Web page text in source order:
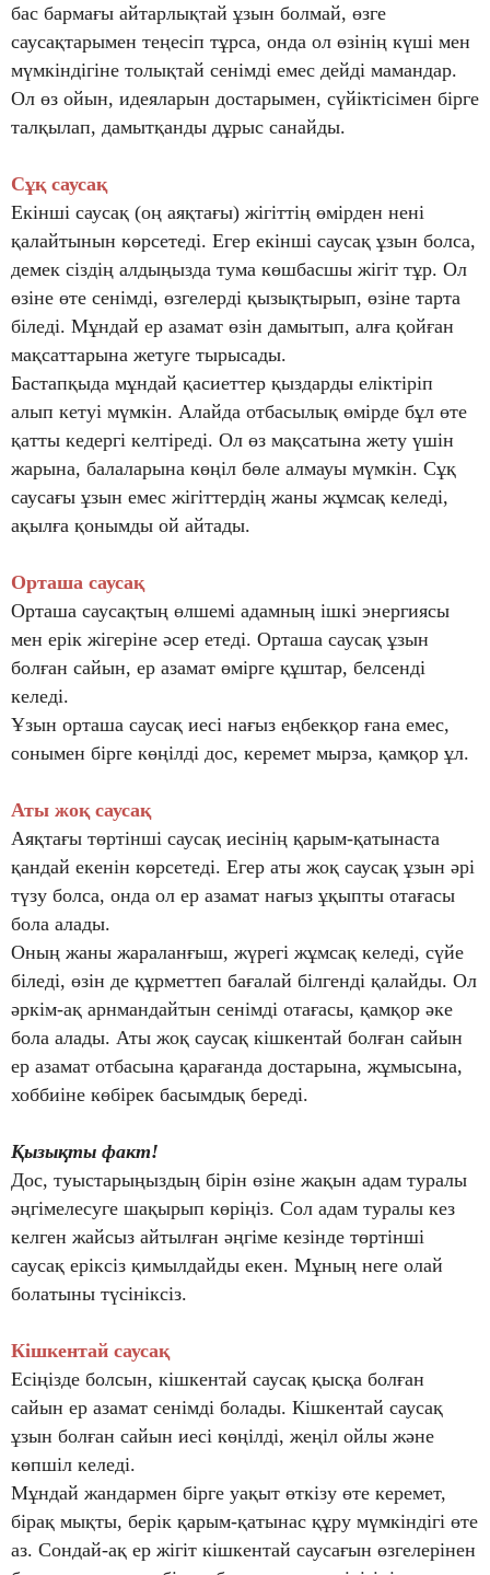
бас бармағы айтарлықтай ұзын болмай, өзге
саусақтарымен теңесіп тұрса, онда ол өзінің күші мен
мүмкіндігіне толықтай сенімді емес дейді мамандар.
Ол өз ойын, идеяларын достарымен, сүйіктісімен бірге
талқылап, дамытқанды дұрыс санайды.
Сұқ саусақ
Екінші саусақ (оң аяқтағы) жігіттің өмірден нені
қалайтынын көрсетеді. Егер екінші саусақ ұзын болса,
демек сіздің алдыңызда тума көшбасшы жігіт тұр. Ол
өзіне өте сенімді, өзгелерді қызықтырып, өзіне тарта
біледі. Мұндай ер азамат өзін дамытып, алға қойған
мақсаттарына жетуге тырысады.
Бастапқыда мұндай қасиеттер қыздарды еліктіріп
алып кетуі мүмкін. Алайда отбасылық өмірде бұл өте
қатты кедергі келтіреді. Ол өз мақсатына жету үшін
жарына, балаларына көңіл бөле алмауы мүмкін. Сұқ
саусағы ұзын емес жігіттердің жаны жұмсақ келеді,
ақылға қонымды ой айтады.
Орташа саусақ
Орташа саусақтың өлшемі адамның ішкі энергиясы
мен ерік жігеріне әсер етеді. Орташа саусақ ұзын
болған сайын, ер азамат өмірге құштар, белсенді
келеді.
Ұзын орташа саусақ иесі нағыз еңбекқор ғана емес,
сонымен бірге көңілді дос, керемет мырза, қамқор ұл.
Аты жоқ саусақ
Аяқтағы төртінші саусақ иесінің қарым-қатынаста
қандай екенін көрсетеді. Егер аты жоқ саусақ ұзын әрі
түзу болса, онда ол ер азамат нағыз ұқыпты отағасы
бола алады.
Оның жаны жараланғыш, жүрегі жұмсақ келеді, сүйе
біледі, өзін де құрметтеп бағалай білгенді қалайды. Ол
әркім-ақ арнмандайтын сенімді отағасы, қамқор әке
бола алады. Аты жоқ саусақ кішкентай болған сайын
ер азамат отбасына қарағанда достарына, жұмысына,
хоббиіне көбірек басымдық береді.
Қызықты факт!
Дос, туыстарыңыздың бірін өзіне жақын адам туралы
әңгімелесуге шақырып көріңіз. Сол адам туралы кез
келген жайсыз айтылған әңгіме кезінде төртінші
саусақ еріксіз қимылдайды екен. Мұның неге олай
болатыны түсініксіз.
Кішкентай саусақ
Есіңізде болсын, кішкентай саусақ қысқа болған
сайын ер азамат сенімді болады. Кішкентай саусақ
ұзын болған сайын иесі көңілді, жеңіл ойлы және
көпшіл келеді.
Мұндай жандармен бірге уақыт өткізу өте керемет,
бірақ мықты, берік қарым-қатынас құру мүмкіндігі өте
аз. Сондай-ақ ер жігіт кішкентай саусағын өзгелерінен